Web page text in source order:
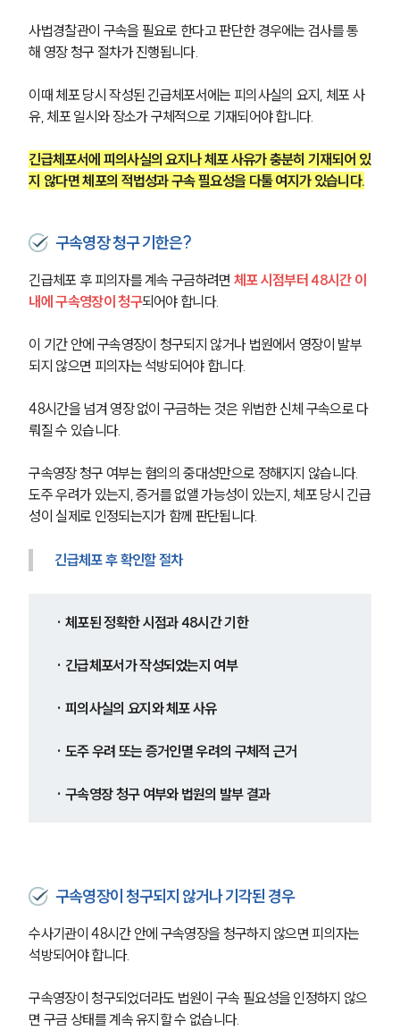
사법경찰관이 구속을 필요로 한다고 판단한 경우에는 검사를 통
해 영장 청구 절차가 진행됩니다.
이때 체포 당시 작성된 긴급체포서에는 피의사실의 요지, 체포 사
유, 체포 일시와 장소가 구체적으로 기재되어야 합니다.
긴급체포서에 피의사실의 요지나 체포 사유가 충분히 기재되어 있
지 않다면 체포의 적법성과 구속 필요성을 다툴 여지가 있습니다.
구속영장 청구 기한은?
긴급체포 후 피의자를 계속 구금하려면 체포 시점부터 48시간 이
내에 구속영장이 청구되어야 합니다.
이 기간 안에 구속영장이 청구되지 않거나 법원에서 영장이 발부
되지 않으면 피의자는 석방되어야 합니다.
48시간을 넘겨 영장 없이 구금하는 것은 위법한 신체 구속으로 다
뤄질 수 있습니다.
구속영장 청구 여부는 혐의의 중대성만으로 정해지지 않습니다.
도주 우려가 있는지, 증거를 없앨 가능성이 있는지, 체포 당시 긴급
성이 실제로 인정되는지가 함께 판단됩니다.
긴급체포 후 확인할 절차
· 체포된 정확한 시점과 48시간 기한
· 긴급체포서가 작성되었는지 여부
· 피의사실의 요지와 체포 사유
· 도주 우려 또는 증거인멸 우려의 구체적 근거
· 구속영장 청구 여부와 법원의 발부 결과
구속영장이 청구되지 않거나 기각된 경우
수사기관이 48시간 안에 구속영장을 청구하지 않으면 피의자는
석방되어야 합니다.
구속영장이 청구되었더라도 법원이 구속 필요성을 인정하지 않으
면 구금 상태를 계속 유지할 수 없습니다.